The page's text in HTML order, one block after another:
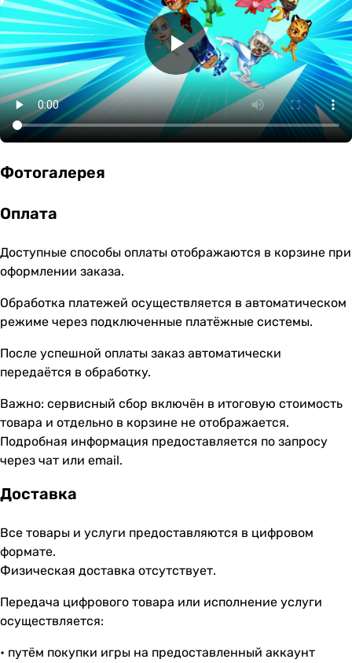
Фотогалерея
Оплата
Доступные способы оплаты отображаются в корзине при
оформлении заказа.
Обработка платежей осуществляется в автоматическом
режиме через подключенные платёжные системы.
После успешной оплаты заказ автоматически
передаётся в обработку.
Важно: сервисный сбор включён в итоговую стоимость
товара и отдельно в корзине не отображается.
Подробная информация предоставляется по запросу
через чат или email.
Доставка
Все товары и услуги предоставляются в цифровом
формате.
Физическая доставка отсутствует.
Передача цифрового товара или исполнение услуги
осуществляется:
• путём покупки игры на предоставленный аккаунт